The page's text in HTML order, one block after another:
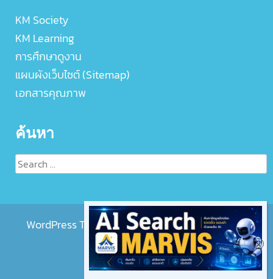
KM Society
KM Learning
การศึกษาดูงาน
แผนผังเว็บไซต์ (Sitemap)
เอกสารคุณภาพ
ค้นหา
Search
for:
WordPress Theme :EightMedi Liteby 8Degree
Themes